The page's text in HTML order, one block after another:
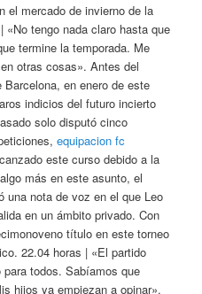
el mercado de invierno de la
«No tengo nada claro hasta que
termine la temporada. Me
otras cosas». Antes del
en enero de este
indicios del futuro incierto
solo disputó cinco
equipacion fc
este curso debido a la
más en este asunto, el
una nota de voz en el que Leo
en un ámbito privado. Con
título en este torneo
22.04 horas | «El partido
todos. Sabíamos que
hijos ya empiezan a opinar».